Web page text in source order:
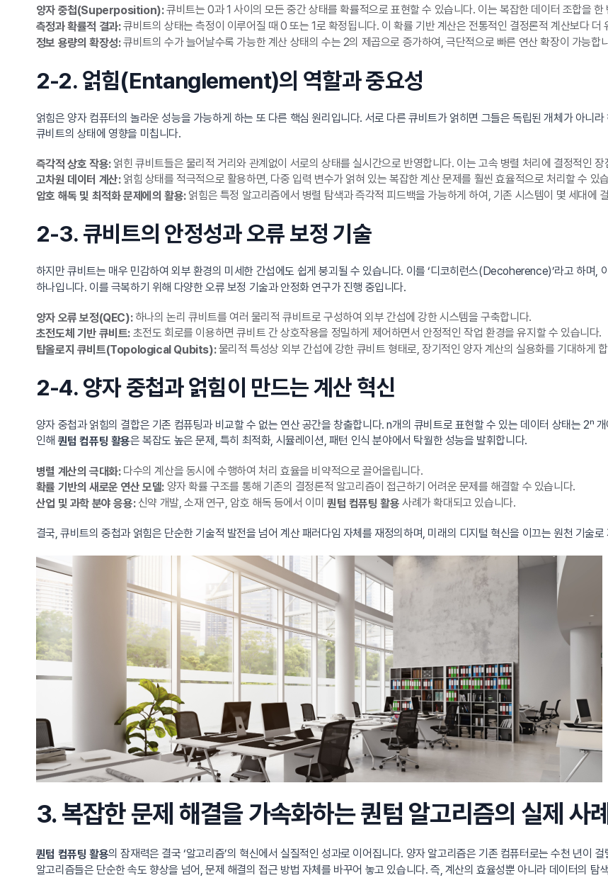
양자 중첩(Superposition):큐비트는 0과 1 사이의 모든 중간 상태를 확률적으로 표현할 수 있습니다. 이는 복잡한 데이터 조합을
측정과 확률적 결과:큐비트의 상태는 측정이 이루어질 때 0 또는 1로 확정됩니다. 이 확률 기반 계산은 전통적인 결정론적 계산보다 더
정보 용량의 확장성:큐비트의 수가 늘어날수록 가능한 계산 상태의 수는 2의 제곱으로 증가하여, 극단적으로 빠른 연산 확장이 가능합
2-2. 얽힘(Entanglement)의 역할과 중요성
얽힘은 양자 컴퓨터의 놀라운 성능을 가능하게 하는 또 다른 핵심 원리입니다. 서로 다른 큐비트가 얽히면 그들은 독립된 개체가 아니
큐비트의 상태에 영향을 미칩니다.
즉각적 상호 작용:얽힌 큐비트들은 물리적 거리와 관계없이 서로의 상태를 실시간으로 반영합니다. 이는 고속 병렬 처리에 결정적인 장
고차원 데이터 계산:얽힘 상태를 적극적으로 활용하면, 다중 입력 변수가 얽혀 있는 복잡한 계산 문제를 훨씬 효율적으로 처리할 수 있
암호 해독 및 최적화 문제에의 활용:얽힘은 특정 알고리즘에서 병렬 탐색과 즉각적 피드백을 가능하게 하여, 기존 시스템이 몇 세대에
2-3. 큐비트의 안정성과 오류 보정 기술
하지만 큐비트는 매우 민감하여 외부 환경의 미세한 간섭에도 쉽게 붕괴될 수 있습니다. 이를 ‘디코히런스(Decoherence)’라고 하며,
하나입니다. 이를 극복하기 위해 다양한 오류 보정 기술과 안정화 연구가 진행 중입니다.
양자 오류 보정(QEC):하나의 논리 큐비트를 여러 물리적 큐비트로 구성하여 외부 간섭에 강한 시스템을 구축합니다.
초전도체 기반 큐비트:초전도 회로를 이용하면 큐비트 간 상호작용을 정밀하게 제어하면서 안정적인 작업 환경을 유지할 수 있습니다.
탑올로지 큐비트(Topological Qubits):물리적 특성상 외부 간섭에 강한 큐비트 형태로, 장기적인 양자 계산의 실용화를 기대하게
2-4. 양자 중첩과 얽힘이 만드는 계산 혁신
양자 중첩과 얽힘의 결합은 기존 컴퓨팅과 비교할 수 없는 연산 공간을 창출합니다. n개의 큐비트로 표현할 수 있는 데이터 상태는 2ⁿ
인해 퀀텀 컴퓨팅 활용은 복잡도 높은 문제, 특히 최적화, 시뮬레이션, 패턴 인식 분야에서 탁월한 성능을 발휘합니다.
병렬 계산의 극대화:다수의 계산을 동시에 수행하여 처리 효율을 비약적으로 끌어올립니다.
확률 기반의 새로운 연산 모델:양자 확률 구조를 통해 기존의 결정론적 알고리즘이 접근하기 어려운 문제를 해결할 수 있습니다.
산업 및 과학 분야 응용:신약 개발, 소재 연구, 암호 해독 등에서 이미 퀀텀 컴퓨팅 활용 사례가 확대되고 있습니다.
결국, 큐비트의 중첩과 얽힘은 단순한 기술적 발전을 넘어 계산 패러다임 자체를 재정의하며, 미래의 디지털 혁신을 이끄는 원천 기술로
3. 복잡한 문제 해결을 가속화하는 퀀텀 알고리즘의 실제 사례
퀀텀 컴퓨팅 활용의 잠재력은 결국 ‘알고리즘’의 혁신에서 실질적인 성과로 이어집니다. 양자 알고리즘은 기존 컴퓨터로는 수천 년이
알고리즘들은 단순한 속도 향상을 넘어, 문제 해결의 접근 방법 자체를 바꾸어 놓고 있습니다. 즉, 계산의 효율성뿐 아니라 데이터의 탐